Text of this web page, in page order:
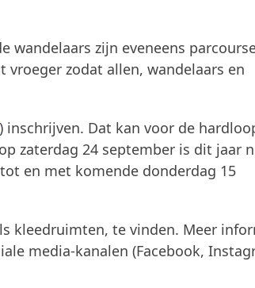
wandelaars zijn eveneens
vroeger zodat allen, wandelaars en
) inschrijven. Dat kan voor de
zaterdag 24 september is dit jaar
en met komende donderdag 15
kleedruimten, te vinden. Meer
media-kanalen (Facebook,